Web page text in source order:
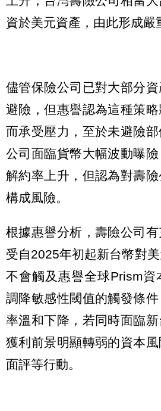
資於美元資產，由此形成嚴
儘管保險公司已對大部分
避險，但惠譽認為這種策
而承受壓力，至於未避險
公司面臨貨幣大幅波動曝
解約率上升，但認為對壽
構成風險。
根據惠譽分析，壽險公司
受自2025年初起新台幣對
不會觸及惠譽全球Prism資
調降敏感性閾值的觸發條
率溫和下降，若同時面臨
獲利前景明顯轉弱的資本
面評等行動。